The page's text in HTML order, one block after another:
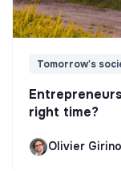
Tomorrow's
right time?
Olivier